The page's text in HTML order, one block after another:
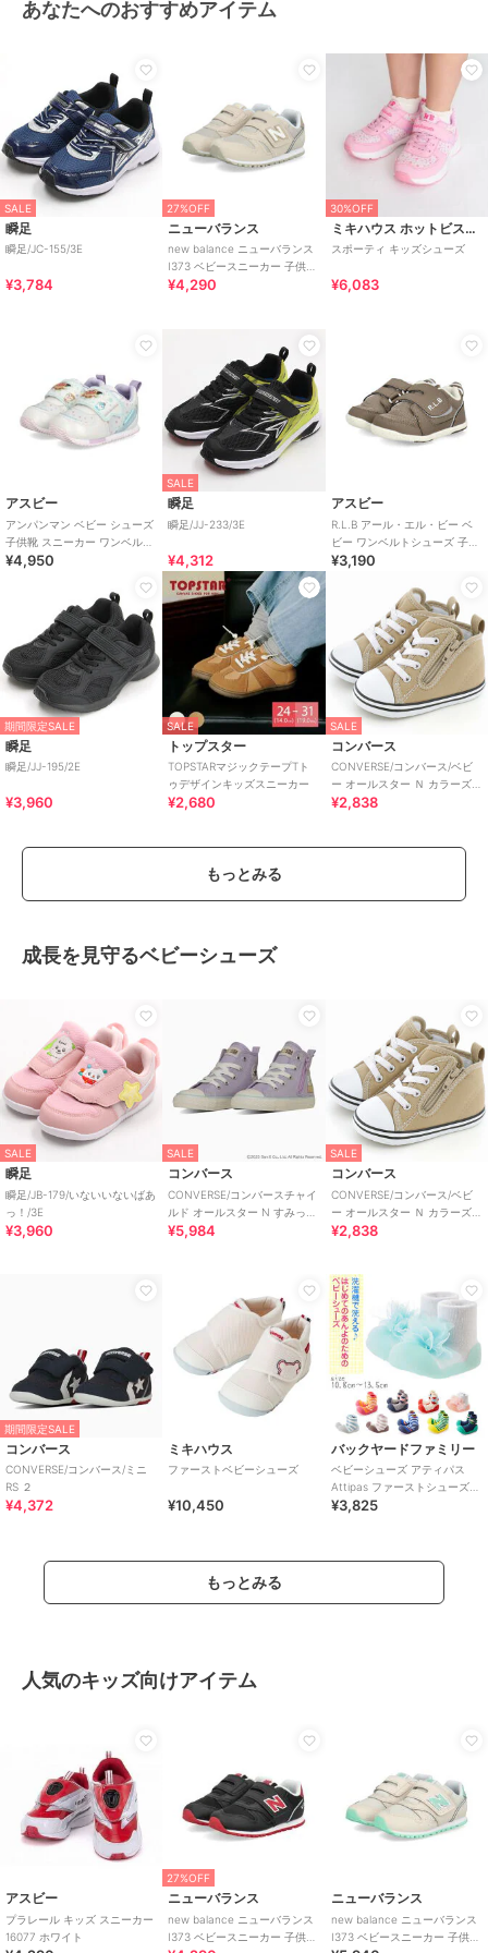
あなたへのおすすめアイテム
SALE
瞬足
瞬足/JC-155/3E
¥3,784
27%OFF
ニューバランス
new balance ニューバランス
I373 ベビースニーカー 子供靴
ワンベルト
¥4,290
30%OFF
ミキハウス ホットビスケッツ
スポーティ キッズシューズ
¥6,083
アスビー
アンパンマン ベビー シューズ
子供靴 スニーカー ワンベルト
AP B62
¥4,950
SALE
瞬足
瞬足/JJ-233/3E
¥4,312
アスビー
R.L.B アール・エル・ビー ベ
ビー ワンベルトシューズ 子供
靴 キッズスニーカー ストラッ
¥3,190
期間限定SALE
瞬足
瞬足/JJ-195/2E
¥3,960
SALE
トップスター
TOPSTARマジックテープTト
ゥデザインキッズスニーカー
¥2,680
SALE
コンバース
CONVERSE/コンバース/ベビ
ー オールスター Ｎ カラーズ
Ｚ
¥2,838
もっとみる
成長を見守るベビーシューズ
SALE
瞬足
瞬足/JB-179/いないいないばあ
っ！/3E
¥3,960
SALE
コンバース
CONVERSE/コンバースチャイ
ルド オールスター N すみっコ
ぐらし Z HI
¥5,984
SALE
コンバース
CONVERSE/コンバース/ベビ
ー オールスター Ｎ カラーズ
Ｚ
¥2,838
期間限定SALE
コンバース
CONVERSE/コンバース/ミニ
RS ２
¥4,372
ミキハウス
ファーストベビーシューズ
¥10,450
バックヤードファミリー
ベビーシューズ アティパス
Attipas ファーストシューズ
トレーニングシューズ コサー
¥3,825
もっとみる
人気のキッズ向けアイテム
アスビー
プラレール キッズ スニーカー
16077 ホワイト
27%OFF
ニューバランス
new balance ニューバランス
I373 ベビースニーカー 子供靴
ニューバランス
new balance ニューバランス
I373 ベビースニーカー 子供靴